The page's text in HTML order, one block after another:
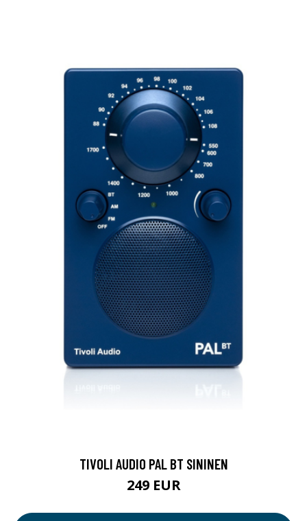
TIVOLI AUDIO PAL BT SININEN
249 EUR